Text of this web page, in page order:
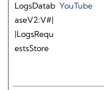
LogsDatab
aseV2:V#|
|LogsRequ
estsStore
YouTube